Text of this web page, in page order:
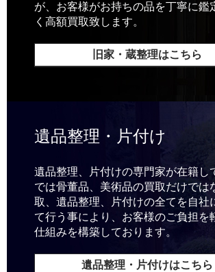
が、お客様がお持ちの品を丁寧に鑑
く高額買取致します。
旧家・蔵整理はこちら
遺品整理・片付け
遺品整理、片付けの専門家が在籍し
では骨董品、美術品の買取だけでは
取、遺品整理、片付けの全てを自社
て行う事により、お客様のご負担を
仕組みを構築しております。
遺品整理・片付けはこちら